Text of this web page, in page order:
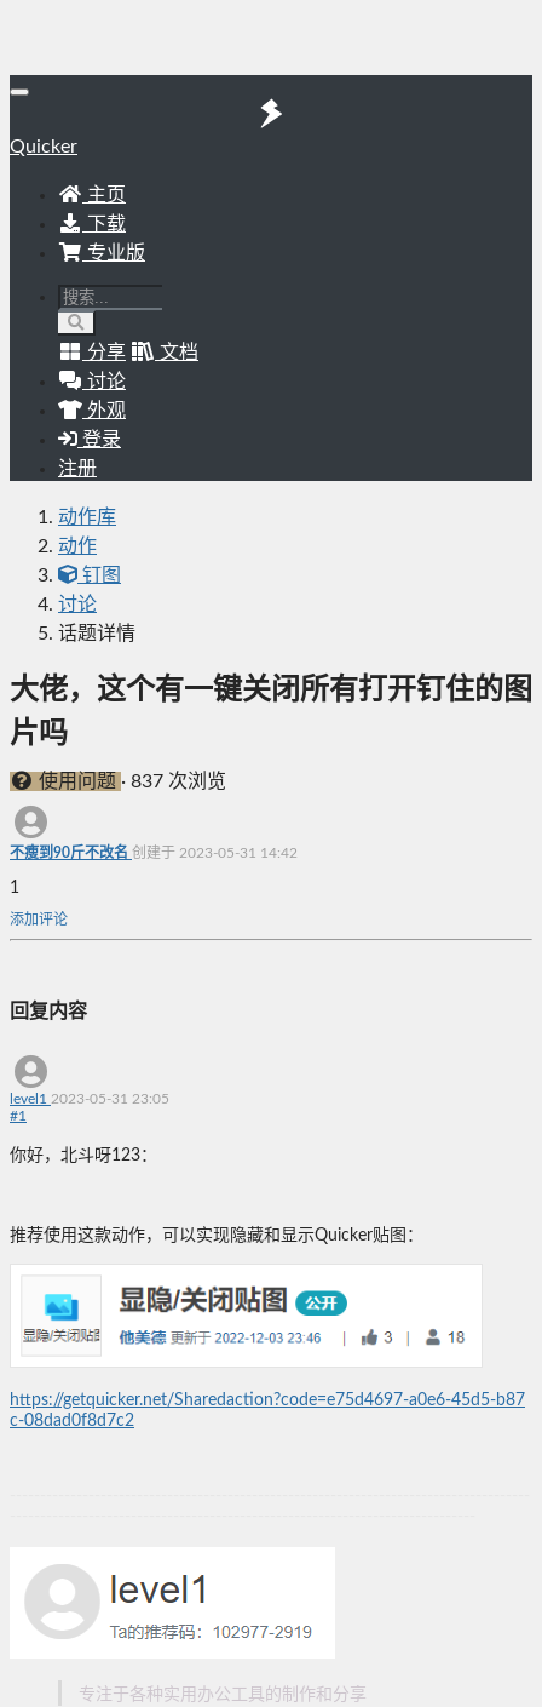
Quicker
主页
下载
专业版
分享
文档
讨论
外观
登录
注册
动作库
动作
钉图
讨论
话题详情
大佬，这个有一键关闭所有打开钉住的图
片吗
使用问题 · 837 次浏览
不瘦到90斤不改名 创建于 2023-05-31 14:42
1
添加评论
回复内容
level1 2023-05-31 23:05
#1
你好，北斗呀123：
推荐使用这款动作，可以实现隐藏和显示Quicker贴图：
https://getquicker.net/Sharedaction?code=e75d4697-a0e6-45d5-b87
c-08dad0f8d7c2
专注于各种实用办公工具的制作和分享